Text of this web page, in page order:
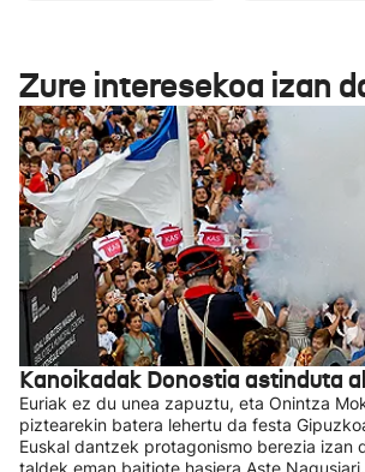
Zure interesekoa izan
Kanoikadak Donostia astinduta
Euriak ez du unea zapuztu, eta Onintza
piztearekin batera lehertu da festa
Euskal dantzek protagonismo berezia izan
taldek eman baitiote hasiera Aste Nagusiari.